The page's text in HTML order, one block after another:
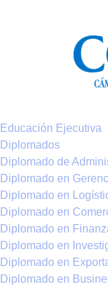
Educación Ejecutiva
Diplomados
Diplomado de
Diplomado en
Diplomado en
Diplomado en
Diplomado en
Diplomado en
Diplomado en
Diplomado en